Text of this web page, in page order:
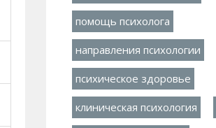
помощь психолога
направления психологии
психическое здоровье
клиническая психология